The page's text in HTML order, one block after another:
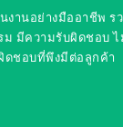
งานอย่างมืออาชีพ ร
ม มีความรับผิดชอบ
ดชอบที่พึงมีต่อลูกค้า